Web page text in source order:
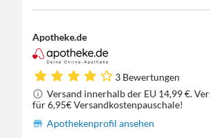
Apotheke.de
3 Bewertungen
Versand innerhalb der EU 14,99 €.
für 6,95€ Versandkostenpauschale!
Apothekenprofil ansehen